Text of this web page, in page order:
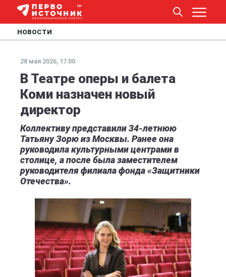
НОВОСТИ
28 мая 2026, 17:00
В Театре оперы и балета
Коми назначен новый
директор
Коллективу представили 34-летнюю
Татьяну Зорю из Москвы. Ранее она
руководила культурными центрами в
столице, а после была заместителем
руководителя филиала фонда «Защитники
Отечества».